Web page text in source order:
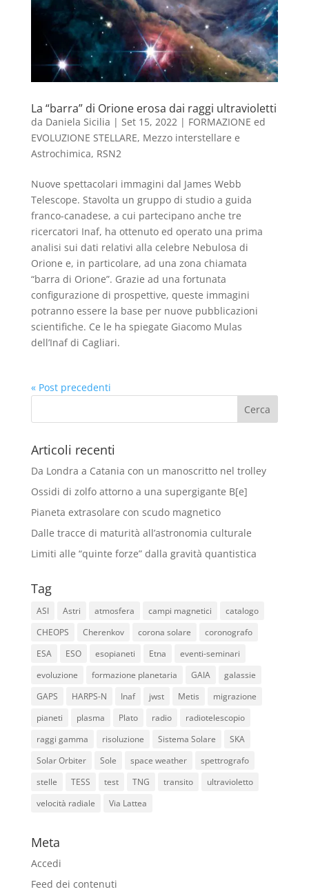
La “barra” di Orione erosa dai raggi ultravioletti
da Daniela Sicilia | Set 15, 2022| FORMAZIONE ed
EVOLUZIONE STELLARE, Mezzo interstellare e
Astrochimica, RSN2
Nuove spettacolari immagini dal James Webb
Telescope. Stavolta un gruppo di studio a guida
franco-canadese, a cui partecipano anche tre
ricercatori Inaf, ha ottenuto ed operato una prima
analisi sui dati relativi alla celebre Nebulosa di
Orione e, in particolare, ad una zona chiamata
“barra di Orione”. Grazie ad una fortunata
configurazione di prospettive, queste immagini
potranno essere la base per nuove pubblicazioni
scientifiche. Ce le ha spiegate Giacomo Mulas
dell’Inaf di Cagliari.
« Post precedenti
Articoli recenti
Da Londra a Catania con un manoscritto nel trolley
Ossidi di zolfo attorno a una supergigante B[e]
Pianeta extrasolare con scudo magnetico
Dalle tracce di maturità all’astronomia culturale
Limiti alle “quinte forze” dalla gravità quantistica
Tag
ASI Astri atmosfera campi magnetici
catalogo
CHEOPS
Cherenkov corona solare
coronografo
ESA
ESO esopianeti Etna
eventi-seminari
evoluzione
formazione planetaria GAIA
galassie
GAPS
HARPS-N Inaf jwst Metis
migrazione
pianeti
plasma Plato radio
radiotelescopio
raggi gamma
risoluzione Sistema Solare
SKA
Solar Orbiter
Sole space weather
spettrografo
stelle
TESS test TNG transito
ultravioletto
velocità radiale
Via Lattea
Meta
Accedi
Feed dei contenuti